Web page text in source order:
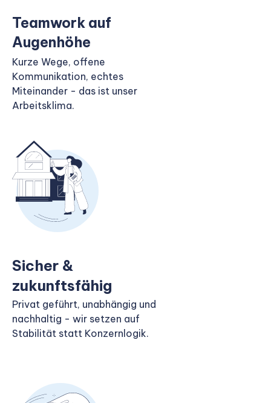
Teamwork auf
Augenhöhe
Kurze Wege, offene
Kommunikation, echtes
Miteinander - das ist unser
Arbeitsklima.
Sicher &
zukunftsfähig
Privat geführt, unabhängig und
nachhaltig - wir setzen auf
Stabilität statt Konzernlogik.